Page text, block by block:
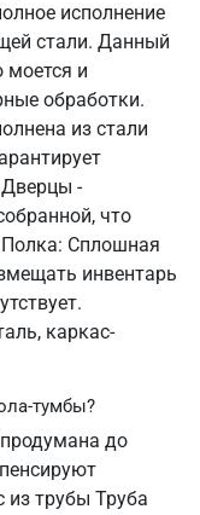
исполнение
стали. Данный
моется и
обработки.
из стали
Дверцы -
что
Сплошная
инвентарь
каркас-
тумбы?
до
из трубы Труба